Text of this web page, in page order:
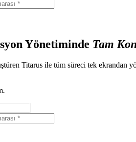
Yönetiminde Tam
Titarus ile tüm süreci tek ekrandan